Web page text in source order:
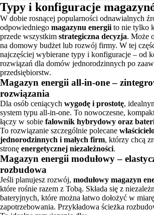
Typy i konfiguracje
W dobie rosnącej popularności odnawialnych
odpowiedniego magazynu energii to nie tylko
przede wszystkim strategiczna decyzja. Może
na domowy budżet lub rozwój firmy. W tej
najczęściej wybierane typy i konfiguracje – od
rozwiązań dla domów jednorodzinnych po
przedsiębiorstw.
Magazyn energii all-in-one –
rozwiązania
Dla osób ceniących wygodę i prostotę,
system typu all-in-one. To nowoczesne,
łączy w sobie falownik hybrydowy oraz
To rozwiązanie szczególnie polecane
jednorodzinnych i małych firm, którzy chcą
stronę energetycznej niezależności.
Magazyn energii modułowy –
rozbudowa
Jeśli planujesz rozwój, modułowy magazyn
które rośnie razem z Tobą. Składa się z
bateryjnych, które można łatwo dołożyć w
zapotrzebowania. Przykładowa ścieżka